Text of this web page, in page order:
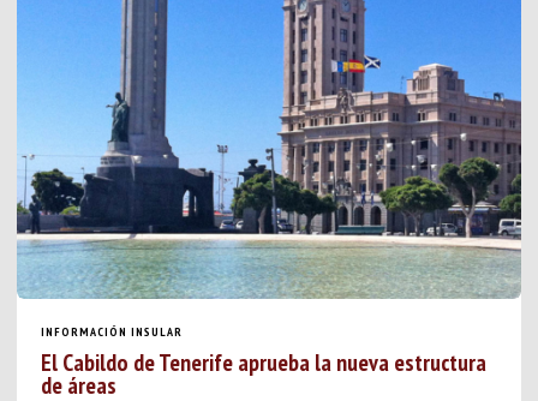
INFORMACIÓN INSULAR
El Cabildo de Tenerife aprueba la nueva estructura
de áreas